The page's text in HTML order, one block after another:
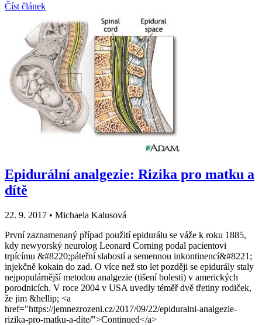
Číst článek
Epidurální analgezie: Rizika pro matku a
dítě
22. 9. 2017 • Michaela Kalusová
První zaznamenaný případ použití epidurálu se váže k roku 1885,
kdy newyorský neurolog Leonard Corning podal pacientovi
trpícímu &#8220;páteřní slabostí a semennou inkontinencí&#8221;
injekčně kokain do zad. O více než sto let později se epidurály staly
nejpopulárnější metodou analgezie (tišení bolesti) v amerických
porodnicích. V roce 2004 v USA uvedly téměř dvě třetiny rodiček,
že jim &hellip; <a
href="https://jemnezrozeni.cz/2017/09/22/epiduralni-analgezie-
rizika-pro-matku-a-dite/">Continued</a>